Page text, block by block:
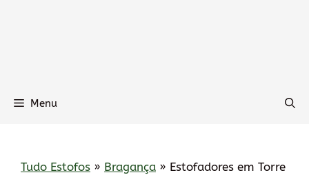
Menu
Tudo Estofos » Bragança » Estofadores em Torre